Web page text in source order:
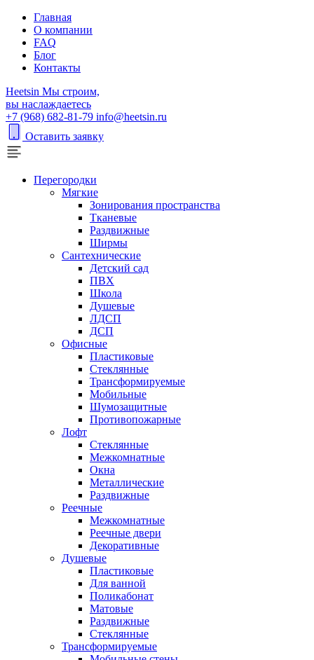
Главная
О компании
FAQ
Блог
Контакты
Heetsin Мы строим,
вы наслаждаетесь
+7 (968) 682-81-79 info@heetsin.ru
Оставить заявку
Перегородки
Мягкие
Зонирования пространства
Тканевые
Раздвижные
Ширмы
Сантехнические
Детский сад
ПВХ
Школа
Душевые
ЛДСП
ДСП
Офисные
Пластиковые
Стеклянные
Трансформируемые
Мобильные
Шумозащитные
Противопожарные
Лофт
Стеклянные
Межкомнатные
Окна
Металлические
Раздвижные
Реечные
Межкомнатные
Реечные двери
Декоративные
Душевые
Пластиковые
Для ванной
Поликабонат
Матовые
Раздвижные
Стеклянные
Трансформируемые